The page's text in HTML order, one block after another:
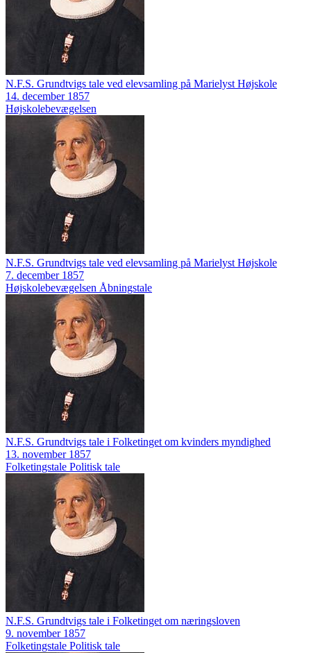
N.F.S. Grundtvigs tale ved elevsamling på Marielyst Højskole
14. december 1857
Højskolebevægelsen
N.F.S. Grundtvigs tale ved elevsamling på Marielyst Højskole
7. december 1857
Højskolebevægelsen Åbningstale
N.F.S. Grundtvigs tale i Folketinget om kvinders myndighed
13. november 1857
Folketingstale Politisk tale
N.F.S. Grundtvigs tale i Folketinget om næringsloven
9. november 1857
Folketingstale Politisk tale